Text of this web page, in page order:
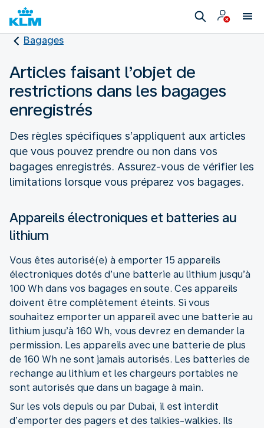
Bagages
Articles faisant l’objet de
restrictions dans les bagages
enregistrés
Des règles spécifiques s’appliquent aux articles
que vous pouvez prendre ou non dans vos
bagages enregistrés. Assurez-vous de vérifier les
limitations lorsque vous préparez vos bagages.
Appareils électroniques et batteries au
lithium
Vous êtes autorisé(e) à emporter 15 appareils
électroniques dotés d’une batterie au lithium jusqu’à
100 Wh dans vos bagages en soute. Ces appareils
doivent être complètement éteints. Si vous
souhaitez emporter un appareil avec une batterie au
lithium jusqu’à 160 Wh, vous devrez en demander la
permission. Les appareils avec une batterie de plus
de 160 Wh ne sont jamais autorisés. Les batteries de
rechange au lithium et les chargeurs portables ne
sont autorisés que dans un bagage à main.
Sur les vols depuis ou par Dubaï, il est interdit
d’emporter des pagers et des talkies-walkies. Ils